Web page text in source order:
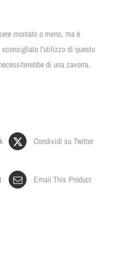
montato o meno, ma è
l’utilizzo di questo
di una zavorra.
Condividi su Twitter
Email This Product